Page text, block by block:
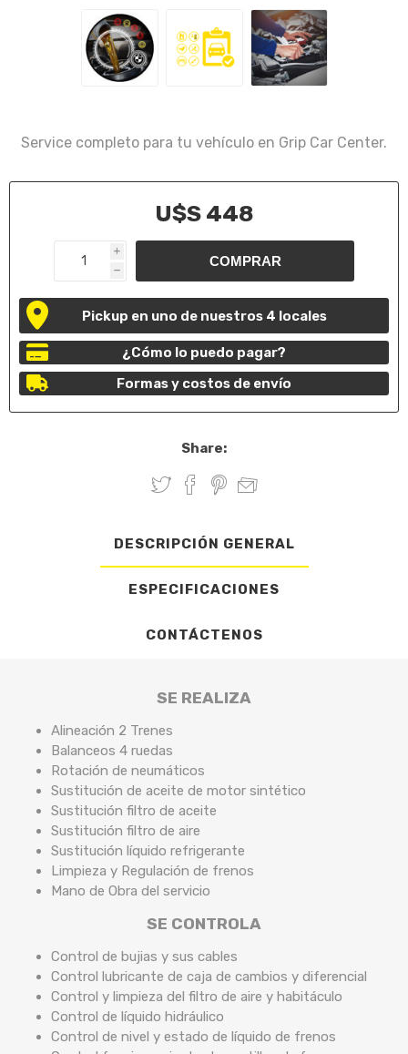
Service completo para tu vehículo en Grip Car Center.
U$S 448
i
h
Pickup en uno de nuestros 4 locales
¿Cómo lo puedo pagar?
Formas y costos de envío
Share:
DESCRIPCIÓN GENERAL
ESPECIFICACIONES
CONTÁCTENOS
SE REALIZA
Alineación 2 Trenes
Balanceos 4 ruedas
Rotación de neumáticos
Sustitución de aceite de motor sintético
Sustitución filtro de aceite
Sustitución filtro de aire
Sustitución líquido refrigerante
Limpieza y Regulación de frenos
Mano de Obra del servicio
SE CONTROLA
Control de bujias y sus cables
Control lubricante de caja de cambios y diferencial
Control y limpieza del filtro de aire y habitáculo
Control de líquido hidráulico
Control de nivel y estado de líquido de frenos